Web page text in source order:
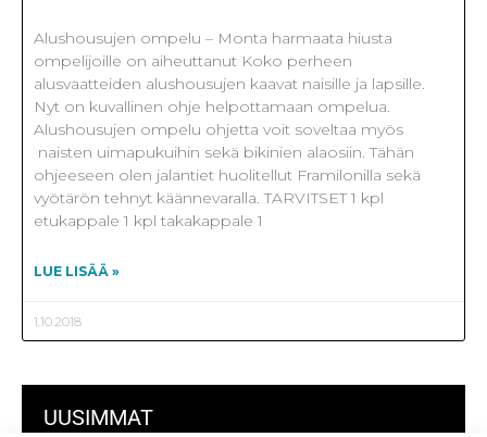
UUSIMMAT
Alushousujen ompelu – Monta harmaata hiusta
ompelijoille on aiheuttanut Koko perheen
alusvaatteiden alushousujen kaavat naisille ja lapsille.
Nyt on kuvallinen ohje helpottamaan ompelua.
Alushousujen ompelu ohjetta voit soveltaa myös
naisten uimapukuihin sekä bikinien alaosiin. Tähän
ohjeeseen olen jalantiet huolitellut Framilonilla sekä
vyötärön tehnyt käännevaralla. TARVITSET 1 kpl
etukappale 1 kpl takakappale 1
LUE LISÄÄ »
1.10.2018